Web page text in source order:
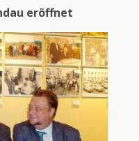
eröffnet